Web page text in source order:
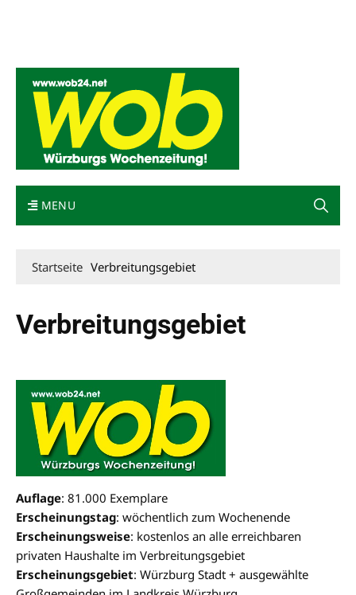
MENU
Startseite Verbreitungsgebiet
Verbreitungsgebiet
Auflage: 81.000 Exemplare
Erscheinungstag: wöchentlich zum Wochenende
Erscheinungsweise: kostenlos an alle erreichbaren
privaten Haushalte im Verbreitungsgebiet
Erscheinungsgebiet: Würzburg Stadt + ausgewählte